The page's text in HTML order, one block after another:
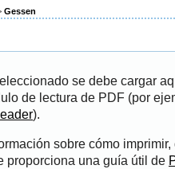
Gessen
se debe cargar
de lectura de PDF (por
).
sobre cómo
proporciona una guía útil de